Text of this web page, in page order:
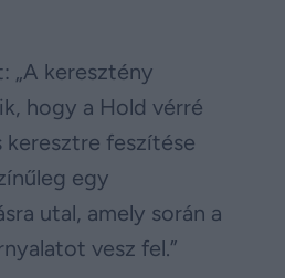
„A keresztény
hogy a Hold vérré
feszítése
egy
utal, amely során a
vesz fel.”